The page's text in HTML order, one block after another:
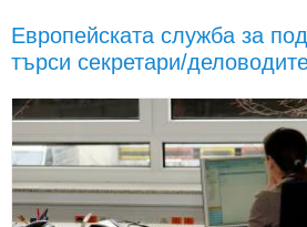
Европейската служба за
търси секретари/